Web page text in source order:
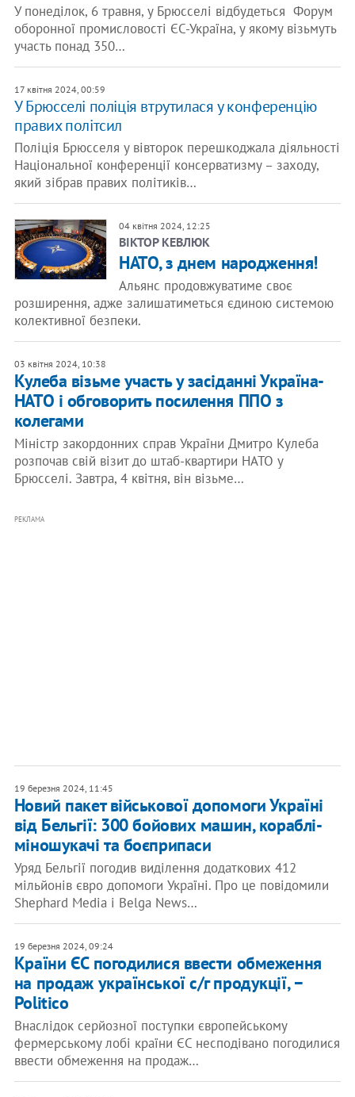
У понеділок, 6 травня, у Брюсселі відбудеться Форум
оборонної промисловості ЄС-Україна, у якому візьмуть
участь понад 350…
17 квітня 2024, 00:59
У Брюсселі поліція втрутилася у конференцію
правих політсил
Поліція Брюсселя у вівторок перешкоджала діяльності
Національної конференції консерватизму – заходу,
який зібрав правих політиків…
04 квітня 2024, 12:25
ВІКТОР КЕВЛЮК
НАТО, з днем народження!
Альянс продовжуватиме своє
розширення, адже залишатиметься єдиною системою
колективної безпеки.
03 квітня 2024, 10:38
Кулеба візьме участь у засіданні Україна-
НАТО і обговорить посилення ППО з
колегами
Міністр закордонних справ України Дмитро Кулеба
розпочав свій візит до штаб-квартири НАТО у
Брюсселі. Завтра, 4 квітня, він візьме…
РЕКЛАМА
19 березня 2024, 11:45
Новий пакет військової допомоги Україні
від Бельгії: 300 бойових машин, кораблі-
міношукачі та боєприпаси
Уряд Бельгії погодив виділення додаткових 412
мільйонів євро допомоги Україні. Про це повідомили
Shephard Media і Belga News…
19 березня 2024, 09:24
Країни ЄС погодилися ввести обмеження
на продаж української с/г продукції, −
Politico
Внаслідок серйозної поступки європейському
фермерському лобі країни ЄС несподівано погодилися
ввести обмеження на продаж…